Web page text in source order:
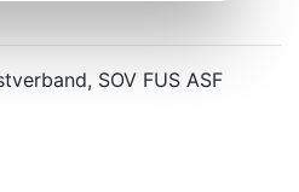
SOV FUS ASF